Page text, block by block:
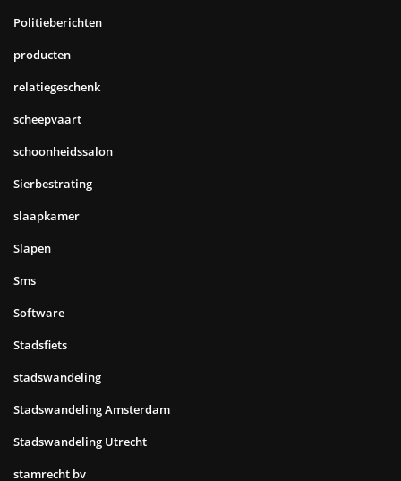
Politieberichten
producten
relatiegeschenk
scheepvaart
schoonheidssalon
Sierbestrating
slaapkamer
Slapen
Sms
Software
Stadsfiets
stadswandeling
Stadswandeling Amsterdam
Stadswandeling Utrecht
stamrecht bv